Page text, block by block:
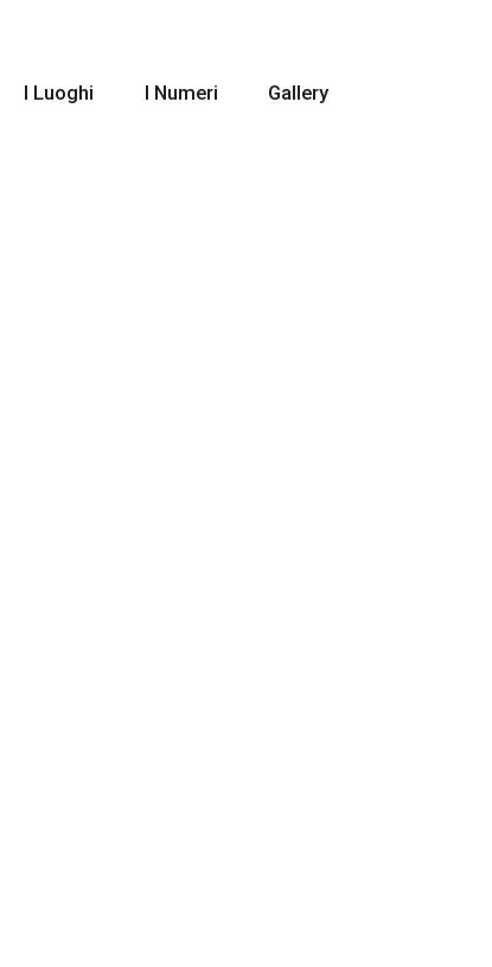
I Luoghi I Numeri Gallery